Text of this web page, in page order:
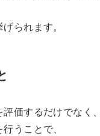
られます。
価するだけでなく
うことで、